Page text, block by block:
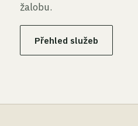
žalobu.
Přehled služeb